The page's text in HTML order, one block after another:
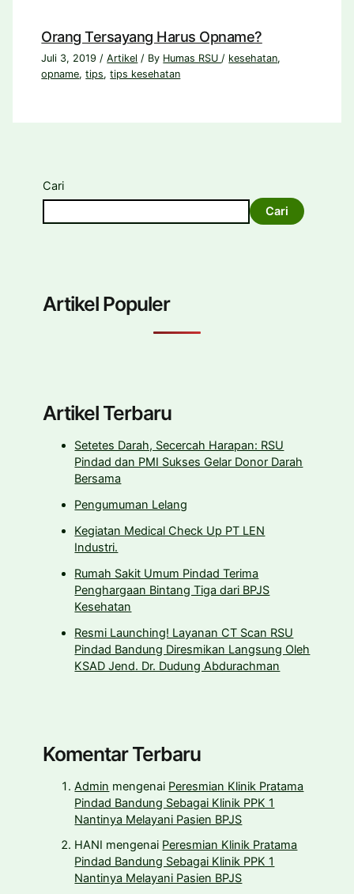
Orang Tersayang Harus Opname?
Juli 3, 2019/Artikel / By Humas RSU/ kesehatan,
opname,tips,tips kesehatan
Cari
Cari
Artikel Populer
Artikel Terbaru
Setetes Darah, Secercah Harapan: RSU
Pindad dan PMI Sukses Gelar Donor Darah
Bersama
Pengumuman Lelang
Kegiatan Medical Check Up PT LEN
Industri.
Rumah Sakit Umum Pindad Terima
Penghargaan Bintang Tiga dari BPJS
Kesehatan
Resmi Launching! Layanan CT Scan RSU
Pindad Bandung Diresmikan Langsung Oleh
KSAD Jend. Dr. Dudung Abdurachman
Komentar Terbaru
Admin mengenai Peresmian Klinik Pratama
Pindad Bandung Sebagai Klinik PPK 1
Nantinya Melayani Pasien BPJS
HANI mengenai Peresmian Klinik Pratama
Pindad Bandung Sebagai Klinik PPK 1
Nantinya Melayani Pasien BPJS